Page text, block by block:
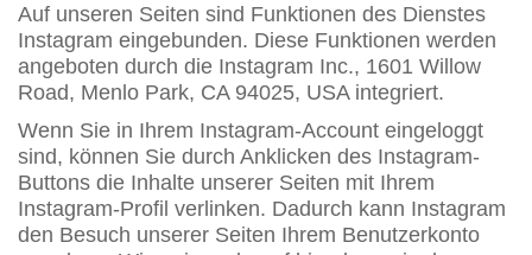
Auf unseren Seiten sind Funktionen des Dienstes
Instagram eingebunden. Diese Funktionen werden
angeboten durch die Instagram Inc., 1601 Willow
Road, Menlo Park, CA 94025, USA integriert.
Wenn Sie in Ihrem Instagram-Account eingeloggt
sind, können Sie durch Anklicken des Instagram-
Buttons die Inhalte unserer Seiten mit Ihrem
Instagram-Profil verlinken. Dadurch kann Instagram
den Besuch unserer Seiten Ihrem Benutzerkonto